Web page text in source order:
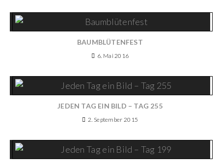
BAUMBLÜTENFEST
6. Mai 2016
JEDEN TAG EIN BILD – TAG 255
2. September 2015